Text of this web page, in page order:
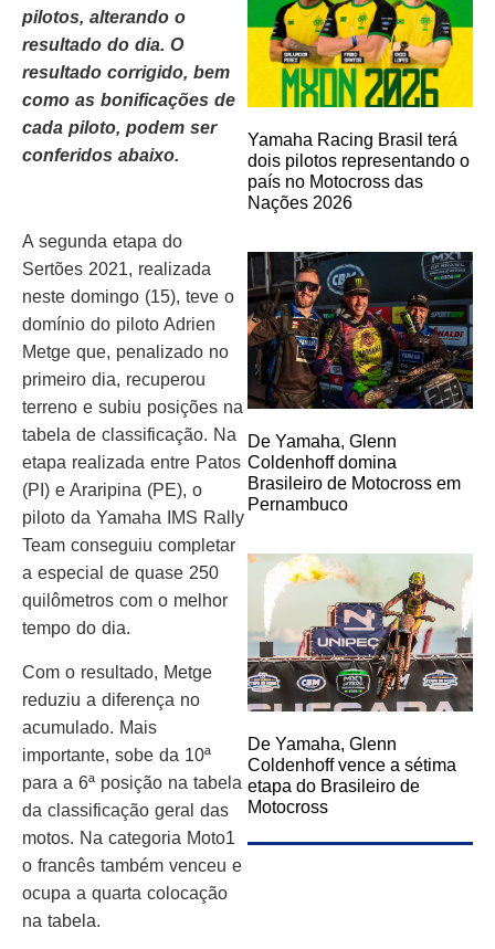
pilotos, alterando o
resultado do dia. O
resultado corrigido, bem
como as bonificações de
cada piloto, podem ser
conferidos abaixo.
A segunda etapa do
Sertões 2021, realizada
neste domingo (15), teve o
domínio do piloto Adrien
Metge que, penalizado no
primeiro dia, recuperou
terreno e subiu posições na
tabela de classificação. Na
etapa realizada entre Patos
(PI) e Araripina (PE), o
piloto da Yamaha IMS Rally
Team conseguiu completar
a especial de quase 250
quilômetros com o melhor
tempo do dia.
Com o resultado, Metge
reduziu a diferença no
acumulado. Mais
importante, sobe da 10ª
para a 6ª posição na tabela
da classificação geral das
motos. Na categoria Moto1
o francês também venceu e
ocupa a quarta colocação
na tabela.
Yamaha Racing Brasil terá
dois pilotos representando o
país no Motocross das
Nações 2026
De Yamaha, Glenn
Coldenhoff domina
Brasileiro de Motocross em
Pernambuco
De Yamaha, Glenn
Coldenhoff vence a sétima
etapa do Brasileiro de
Motocross